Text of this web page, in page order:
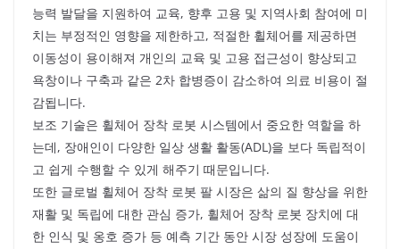
능력 발달을 지원하여 교육, 향후 고용 및 지역사회 참여에 미
치는 부정적인 영향을 제한하고, 적절한 휠체어를 제공하면
이동성이 용이해져 개인의 교육 및 고용 접근성이 향상되고
욕창이나 구축과 같은 2차 합병증이 감소하여 의료 비용이 절
감됩니다.
보조 기술은 휠체어 장착 로봇 시스템에서 중요한 역할을 하
는데, 장애인이 다양한 일상 생활 활동(ADL)을 보다 독립적이
고 쉽게 수행할 수 있게 해주기 때문입니다.
또한 글로벌 휠체어 장착 로봇 팔 시장은 삶의 질 향상을 위한
재활 및 독립에 대한 관심 증가, 휠체어 장착 로봇 장치에 대
한 인식 및 옹호 증가 등 예측 기간 동안 시장 성장에 도움이